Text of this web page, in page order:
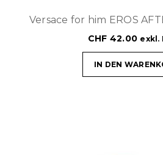
Versace for him EROS
CHF 42.00 exkl.
IN DEN